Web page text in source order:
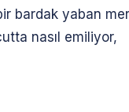
bardak yaban
nasıl emiliyor,